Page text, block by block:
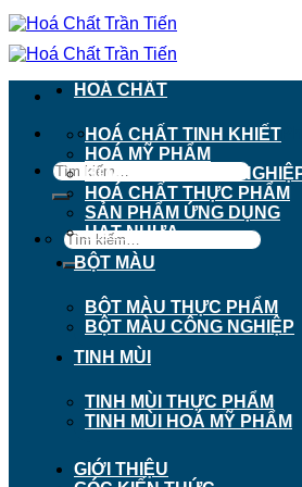
Chuyển
đến
nội
911 - 913 Nguyễn Trãi,
Tìm
kiếm:
Tìm
kiếm:
HOÁ CHẤT
HOÁ CHẤT TINH KHIẾT
HOÁ MỸ PHẨM
HOÁ CHẤT CÔNG
HOÁ CHẤT THỰC PHẨM
SẢN PHẨM ỨNG DỤNG
HẠT NHỰA
BỘT MÀU
BỘT MÀU THỰC PHẨM
BỘT MÀU CÔNG NGHIỆP
TINH MÙI
TINH MÙI THỰC PHẨM
TINH MÙI HOÁ MỸ PHẨM
GIỚI THIỆU